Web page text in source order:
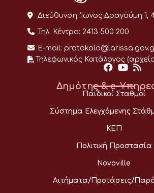
Διεύθυνση: Ίωνος Δραγούμη 1,
Τηλ. Κέντρο: 2413 500 200
E-mail:
Τηλεφωνικός Κατάλογος
Δημότης & e-
Παιδικοί Σταθμοί
Σύστημα Ελεγχόμενης
ΚΕΠ
Πολιτική Προστασία
Novoville
Αιτήματα/Προτάσεις/